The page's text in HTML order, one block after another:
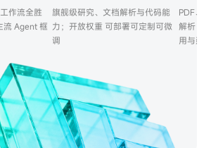
作流全胜
流 Agent 框
旗舰级研究、文档解析与代码能
力；开放权重 可部署可定制可微
调
PDF、
解析；
用与延